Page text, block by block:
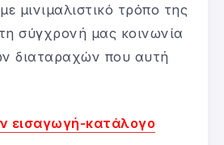
μινιμαλιστικό τρόπο της
σύγχρονή μας κοινωνία
διαταραχών που αυτή
εισαγωγή-κατάλογο